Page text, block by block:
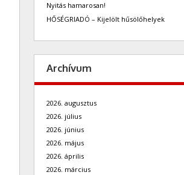
Nyitás hamarosan!
HŐSÉGRIADÓ – Kijelölt hűsölőhelyek
Archívum
2026. augusztus
2026. július
2026. június
2026. május
2026. április
2026. március